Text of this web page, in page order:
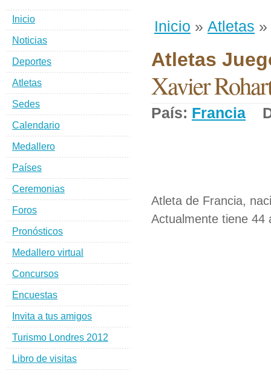
Inicio » Atletas »
Atletas
Xavier
País: Francia
Atleta de Francia,
Actualmente tiene 44
Inicio
Noticias
Deportes
Atletas
Sedes
Calendario
Medallero
Países
Ceremonias
Foros
Pronósticos
Medallero virtual
Concursos
Encuestas
Invita a tus amigos
Turismo Londres 2012
Libro de visitas